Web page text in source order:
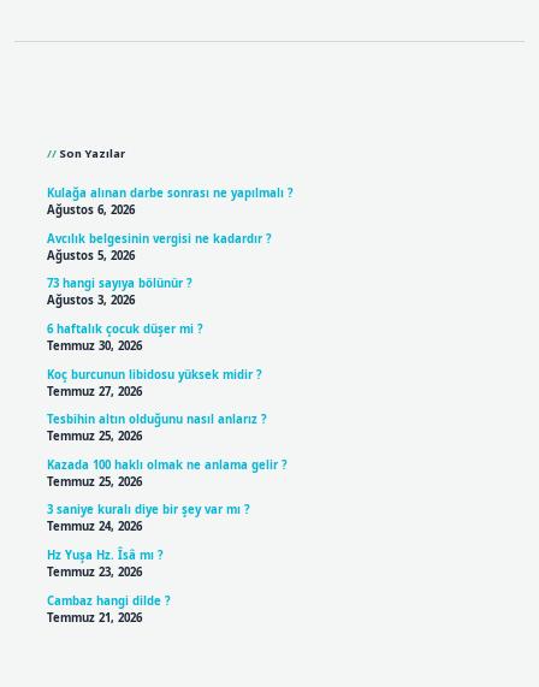
Son Yazılar
Kulağa alınan darbe sonrası ne yapılmalı ?
Ağustos 6, 2026
Avcılık belgesinin vergisi ne kadardır ?
Ağustos 5, 2026
73 hangi sayıya bölünür ?
Ağustos 3, 2026
6 haftalık çocuk düşer mi ?
Temmuz 30, 2026
Koç burcunun libidosu yüksek midir ?
Temmuz 27, 2026
Tesbihin altın olduğunu nasıl anlarız ?
Temmuz 25, 2026
Kazada 100 haklı olmak ne anlama gelir ?
Temmuz 25, 2026
3 saniye kuralı diye bir şey var mı ?
Temmuz 24, 2026
Hz Yuşa Hz. Îsâ mı ?
Temmuz 23, 2026
Cambaz hangi dilde ?
Temmuz 21, 2026